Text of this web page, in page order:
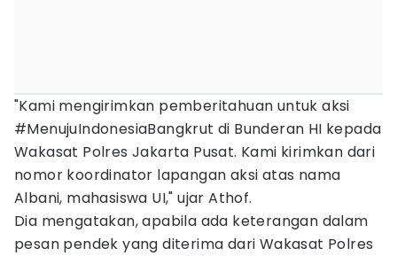
"Kami mengirimkan pemberitahuan untuk aksi
#MenujuIndonesiaBangkrut di Bunderan HI kepada
Wakasat Polres Jakarta Pusat. Kami kirimkan dari
nomor koordinator lapangan aksi atas nama
Albani, mahasiswa UI," ujar Athof.
Dia mengatakan, apabila ada keterangan dalam
pesan pendek yang diterima dari Wakasat Polres